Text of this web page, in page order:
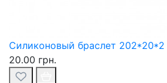
Силиконовый браслет
20.00 грн.